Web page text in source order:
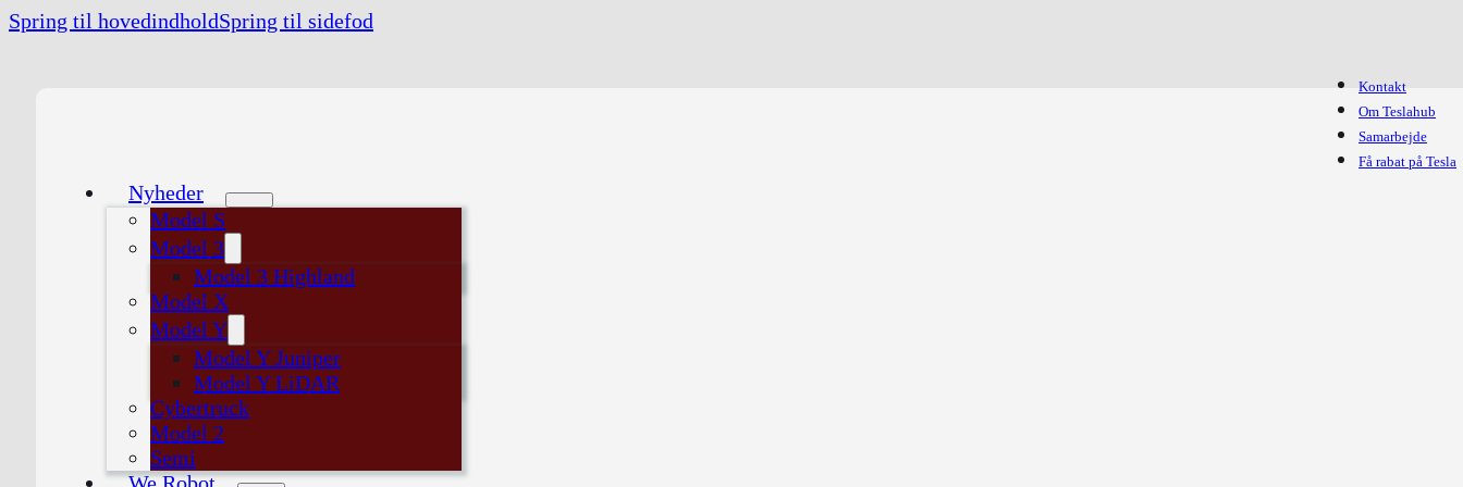
Spring til hovedindholdSpring til sidefod
Kontakt
Om Teslahub
Samarbejde
Få rabat på Tesla
Nyheder
Model S
Model 3
Model 3 Highland
Model X
Model Y
Model Y Juniper
Model Y LiDAR
Cybertruck
Model 2
Semi